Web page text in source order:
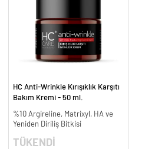
HC Anti-Wrinkle Kırışıklık Karşıtı
Bakım Kremi - 50 ml.
%10 Argireline, Matrixyl, HA ve
Yeniden Diriliş Bitkisi
TÜKENDİ